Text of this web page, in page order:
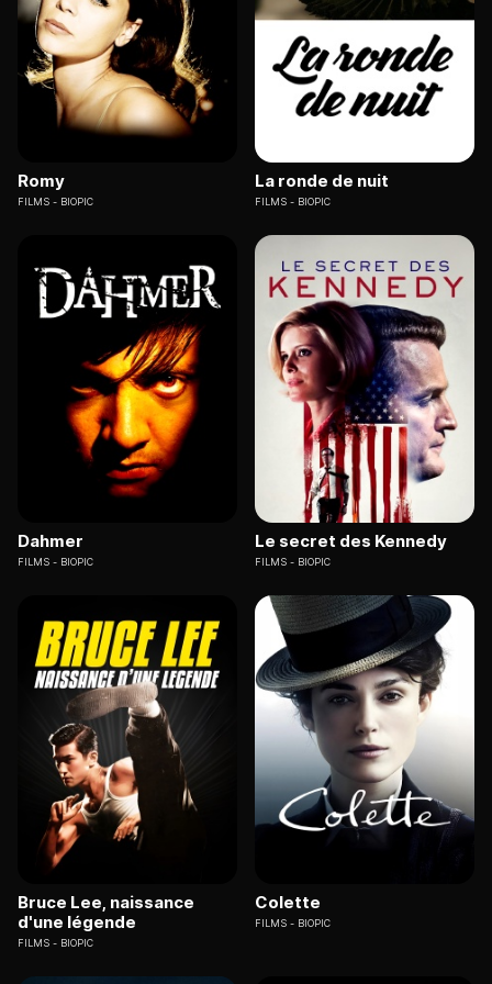
Romy
FILMS BIOPIC
La ronde de nuit
FILMS BIOPIC
Dahmer
FILMS BIOPIC
Le secret des Kennedy
FILMS BIOPIC
Bruce Lee, naissance
d'une légende
FILMS BIOPIC
Colette
FILMS BIOPIC